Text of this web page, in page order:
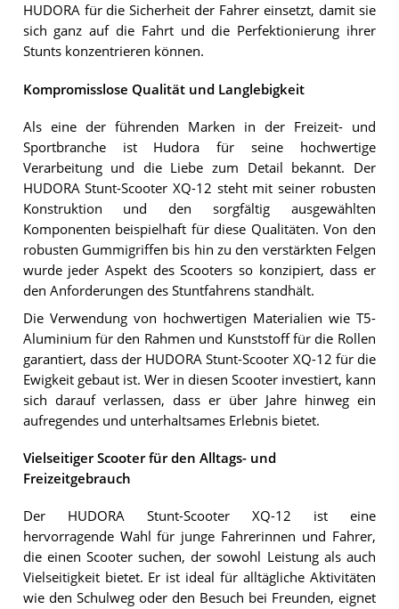
HUDORA für die Sicherheit der Fahrer einsetzt, damit sie
sich ganz auf die Fahrt und die Perfektionierung ihrer
Stunts konzentrieren können.
Kompromisslose Qualität und Langlebigkeit
Als eine der führenden Marken in der Freizeit- und
Sportbranche ist Hudora für seine hochwertige
Verarbeitung und die Liebe zum Detail bekannt. Der
HUDORA Stunt-Scooter XQ-12 steht mit seiner robusten
Konstruktion und den sorgfältig ausgewählten
Komponenten beispielhaft für diese Qualitäten. Von den
robusten Gummigriffen bis hin zu den verstärkten Felgen
wurde jeder Aspekt des Scooters so konzipiert, dass er
den Anforderungen des Stuntfahrens standhält.
Die Verwendung von hochwertigen Materialien wie T5-
Aluminium für den Rahmen und Kunststoff für die Rollen
garantiert, dass der HUDORA Stunt-Scooter XQ-12 für die
Ewigkeit gebaut ist. Wer in diesen Scooter investiert, kann
sich darauf verlassen, dass er über Jahre hinweg ein
aufregendes und unterhaltsames Erlebnis bietet.
Vielseitiger Scooter für den Alltags- und
Freizeitgebrauch
Der HUDORA Stunt-Scooter XQ-12 ist eine
hervorragende Wahl für junge Fahrerinnen und Fahrer,
die einen Scooter suchen, der sowohl Leistung als auch
Vielseitigkeit bietet. Er ist ideal für alltägliche Aktivitäten
wie den Schulweg oder den Besuch bei Freunden, eignet